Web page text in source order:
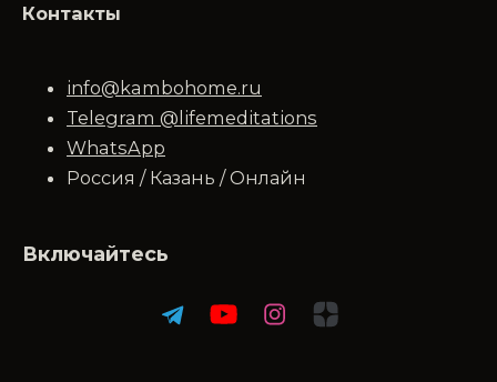
Контакты
info@kambohome.ru
Telegram @lifemeditations
WhatsApp
Россия / Казань / Онлайн
Включайтесь